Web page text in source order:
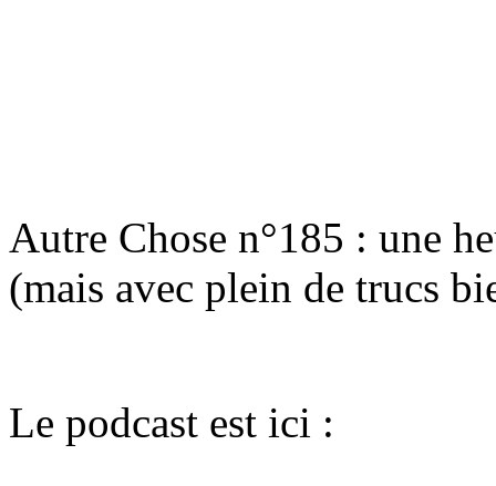
Autre Chose n°185 : une
(mais avec plein de trucs
Le podcast est ici :